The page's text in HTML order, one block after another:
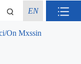
EN
On Mxssin